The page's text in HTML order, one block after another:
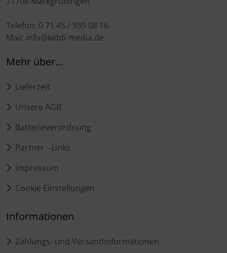
Telefon: 0 71 45 / 939 08 16
Mail: info@kiddi-media.de
Mehr über...
Lieferzeit
Unsere AGB
Batterieverordnung
Partner - Links
Impressum
Cookie Einstellungen
Informationen
Zahlungs- und Versandinformationen